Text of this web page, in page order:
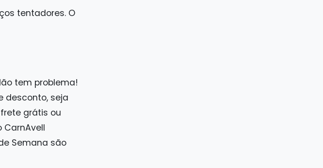
tentadores. O
tem problema!
desconto, seja
grátis ou
CarnAvell
Semana são